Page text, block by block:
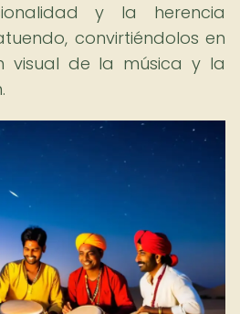
y la herencia
convirtiéndolos en
visual de la música y la